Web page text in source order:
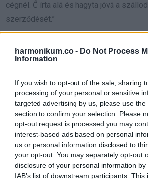
harmonikum.co - Do Not Process
Information
If you wish to opt-out of the sale, sharing
processing of your personal or sensitive
targeted advertising by us, please use the
section to confirm your selection. Please
opt-out request is processed you may
interest-based ads based on personal
us or personal information disclosed to
your opt-out. You may separately opt-out
disclosure of your personal information
IAB’s list of downstream participants.
cégnél. Ő írta alá és hagyta jóvá a
szerződését.”
Mindenki megdöbbent. Anyósom csak
bírt szólalni.
Odaléptem, nyugodtan szóltam: „Szép
gondoltam, hogy itt találkozunk.”
Ő hebegve felelt: „Nagyon
segítségét. Ha esetleg…”
Elmosolyodtam: „Semmi baj. Ma az
Gratulálni jöttem.”